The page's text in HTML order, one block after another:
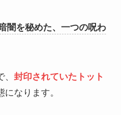
闇を秘めた、一つの呪わ
封印されていたトット
になります。